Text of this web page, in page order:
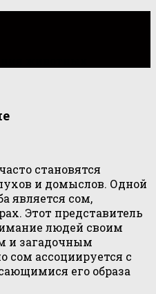
становятся
и домыслов. Одной
является сом,
Этот представитель
людей своим
и загадочным
сом ассоциируется с
его образа